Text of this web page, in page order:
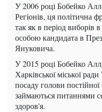
У 2006 році Бобейко
Регіонів, ця політична
так як в період виборів
особою кандидата в
Януковича.
У 2015 році Бобейко
Харківської міської
посаду голови постійної
займаються питаннями
здоров'я.